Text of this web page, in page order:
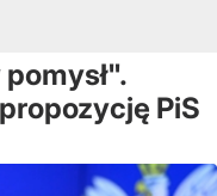
PiS